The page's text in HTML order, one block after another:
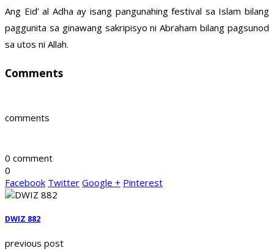
Ang Eid’ al Adha ay isang pangunahing festival sa Islam bilang
paggunita sa ginawang sakripisyo ni Abraham bilang pagsunod
sa utos ni Allah.
Comments
comments
0 comment
0
Facebook Twitter Google + Pinterest
DWIZ 882
previous post